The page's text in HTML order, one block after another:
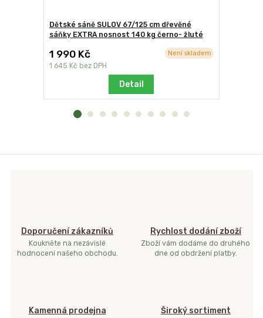
Dětské sáně SULOV 67/125 cm dřevěné
sáňky EXTRA nosnost 140 kg černo- žluté
1 990 Kč
1 645 Kč bez DPH
Není skladem
Detail
Doporučení zákazníků
Koukněte na nezávislé
hodnocení našeho obchodu.
Rychlost dodání zboží
Zboží vám dodáme do druhého
dne od obdržení platby.
Kamenná prodejna Široký sortiment